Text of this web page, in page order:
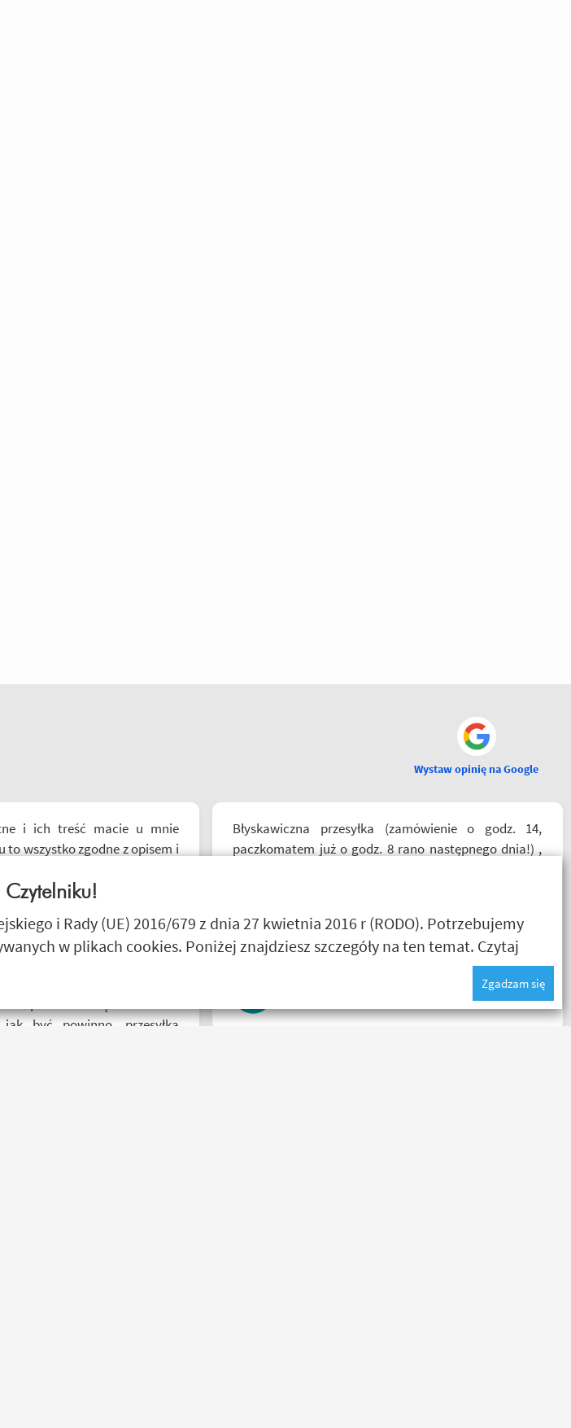
Wystaw opinię na Google
i ich treść macie u mnie
to wszystko zgodne z opisem i
jak być powinno, przesyłka
Błyskawiczna przesyłka (zamówienie o godz. 14,
paczkomatem już o godz. 8 rano następnego dnia!) ,
opakowania. Zdecydowanie polecam i na pewno
wrócę do Motobandy na kolejne zakupy :)
Czytelniku!
i Rady (UE) 2016/679 z dnia 27 kwietnia 2016 r (RODO). Potrzebujemy
w plikach cookies. Poniżej znajdziesz szczegóły na ten temat. Czytaj
Zgadzam się